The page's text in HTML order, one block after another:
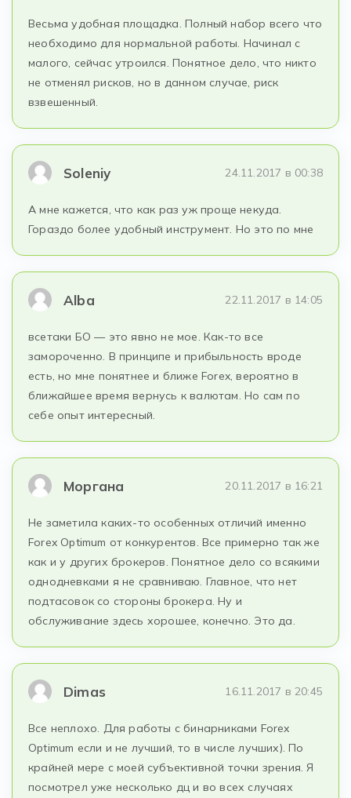
Весьма удобная площадка. Полный набор всего что
необходимо для нормальной работы. Начинал с
малого, сейчас утроился. Понятное дело, что никто
не отменял рисков, но в данном случае, риск
взвешенный.
Soleniy 24.11.2017 в 00:38
А мне кажется, что как раз уж проще некуда.
Гораздо более удобный инструмент. Но это по мне
Alba 22.11.2017 в 14:05
всетаки БО — это явно не мое. Как-то все
замороченно. В принципе и прибыльность вроде
есть, но мне понятнее и ближе Forex, вероятно в
ближайшее время вернусь к валютам. Но сам по
себе опыт интересный.
Моргана 20.11.2017 в 16:21
Не заметила каких-то особенных отличий именно
Forex Optimum от конкурентов. Все примерно так же
как и у других брокеров. Понятное дело со всякими
однодневками я не сравниваю. Главное, что нет
подтасовок со стороны брокера. Ну и
обслуживание здесь хорошее, конечно. Это да.
Dimas 16.11.2017 в 20:45
Все неплохо. Для работы с бинарниками Forex
Optimum если и не лучший, то в числе лучших). По
крайней мере с моей субъективной точки зрения. Я
посмотрел уже несколько дц и во всех случаях